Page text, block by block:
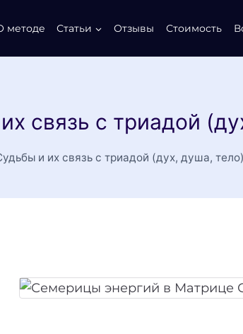
методе Статьи Отзывы Стоимость
связь с триадой
и их связь с триадой (дух, душа, тело)